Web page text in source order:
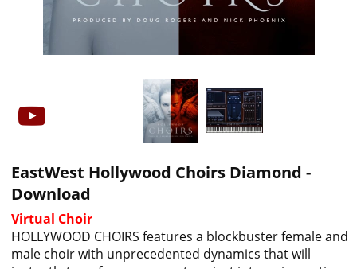
EastWest Hollywood Choirs Diamond -
Download
Virtual Choir
HOLLYWOOD CHOIRS features a blockbuster female and
male choir with unprecedented dynamics that will